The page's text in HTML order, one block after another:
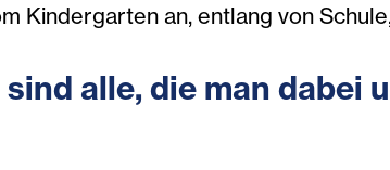
Kindergarten an, entlang von
alle, die man dabei